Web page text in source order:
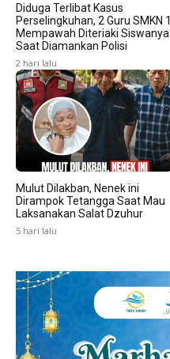
Diduga Terlibat Kasus
Perselingkuhan, 2 Guru SMKN 1
Mempawah Diteriaki Siswanya
Saat Diamankan Polisi
2 hari lalu
Mulut Dilakban, Nenek ini
Dirampok Tetangga Saat Mau
Laksanakan Salat Dzuhur
5 hari lalu